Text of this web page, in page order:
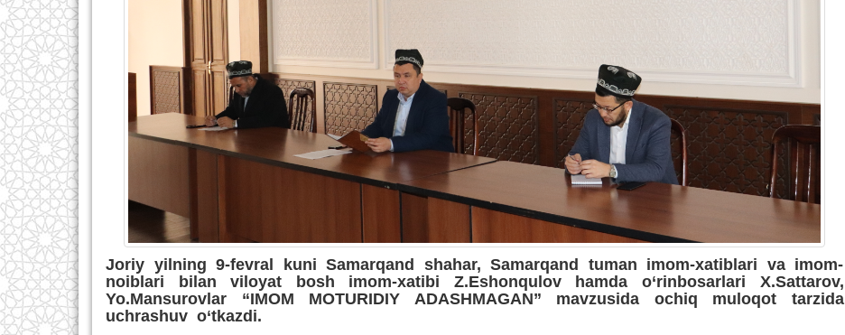
Joriy yilning 9-fevral kuni Samarqand shahar, Samarqand tuman imom-xatiblari va imom-
noiblari bilan viloyat bosh imom-xatibi Z.Eshonqulov hamda o‘rinbosarlari X.Sattarov,
Yo.Mansurovlar “IMOM MOTURIDIY ADASHMAGAN” mavzusida ochiq muloqot tarzida
uchrashuv o‘tkazdi.